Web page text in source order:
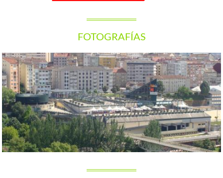
FOTOGRAFÍAS